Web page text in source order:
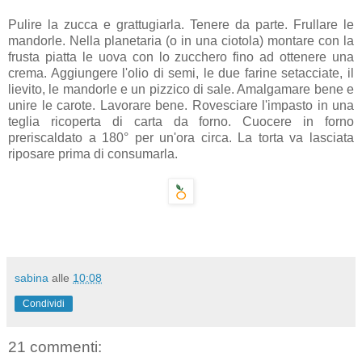
Pulire la zucca e grattugiarla. Tenere da parte. Frullare le
mandorle. Nella planetaria (o in una ciotola) montare con la
frusta piatta le uova con lo zucchero fino ad ottenere una
crema. Aggiungere l'olio di semi, le due farine setacciate, il
lievito, le mandorle e un pizzico di sale. Amalgamare bene e
unire le carote. Lavorare bene. Rovesciare l'impasto in una
teglia ricoperta di carta da forno. Cuocere in forno
preriscaldato a 180° per un'ora circa. La torta va lasciata
riposare prima di consumarla.
sabina alle 10:08
Condividi
21 commenti: